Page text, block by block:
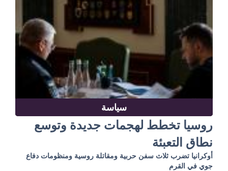
سياسة
روسيا تخطط لهجمات جديدة وتوسع
نطاق التعبئة
أوكرانيا تضرب ثلاث سفن حربية ومقاتلة روسية ومنظومات دفاع
جوي في القرم